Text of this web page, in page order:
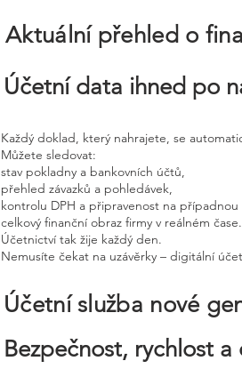
Aktuální přehled o
Účetní data ihned po
Každý doklad, který nahrajete, se
Můžete sledovat:
stav pokladny a bankovních účtů,
přehled závazků a pohledávek,
kontrolu DPH a připravenost na
celkový finanční obraz firmy v reálném čase.
Účetnictví tak žije každý den.
Nemusíte čekat na uzávěrky – digitální
Účetní služba nové
Bezpečnost, rychlost